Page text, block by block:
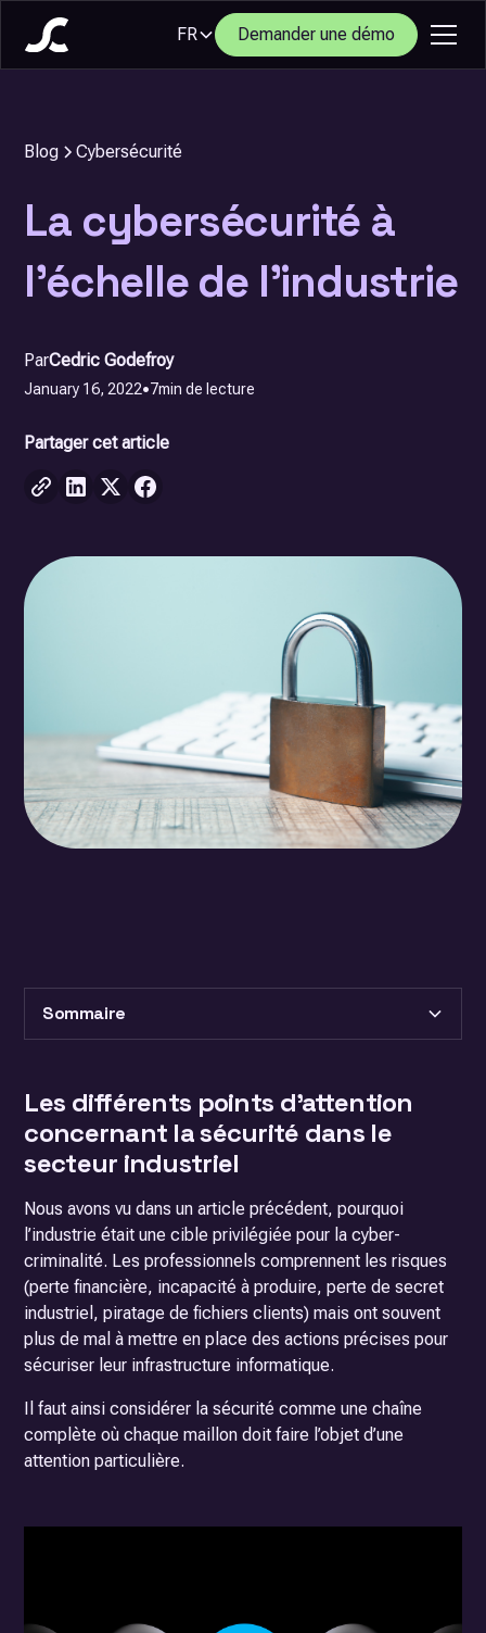
FR Demander une démo
Blog Cybersécurité
La cybersécurité à
l’échelle de l’industrie
ParCedric Godefroy
January 16, 2022•7min de lecture
Partager cet article
Sommaire
Heading 3
Les différents points d’attention
concernant la sécurité dans le
secteur industriel
Nous avons vu dans unarticle précédent, pourquoi
l’industrie était une cible privilégiée pour la cyber-
criminalité. Les professionnels comprennent les risques
(perte financière, incapacité à produire, perte de secret
industriel, piratage de fichiers clients) mais ont souvent
plus de mal à mettre en place des actions précises pour
sécuriser leur infrastructure informatique.
Il faut ainsi considérer la sécurité comme une chaîne
complète où chaque maillon doit faire l’objet d’une
attention particulière.